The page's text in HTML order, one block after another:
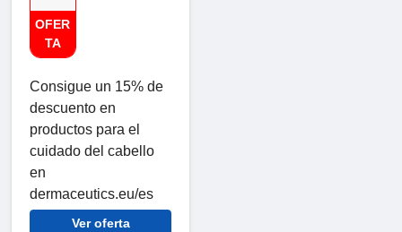
OFER
TA
Consigue un 15% de
descuento en
productos para el
cuidado del cabello
en
dermaceutics.eu/es
Ver oferta